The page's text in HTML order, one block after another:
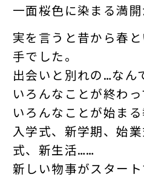
一面桜色に染まる満開
実を言うと昔から春
手でした。
出会いと別れの…なん
いろんなことが終わっ
いろんなことが始まる
入学式、新学期、始
式、新生活……
新しい物事がスター